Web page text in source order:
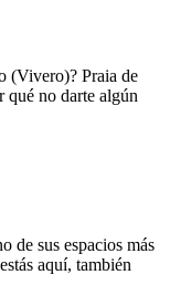
(Vivero)? Praia de
qué no darte algún
de sus espacios más
aquí, también